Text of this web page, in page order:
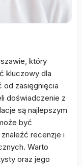
który
kluczowy dla
od zasięgnięcia
doświadczenie z
są najlepszym
być
recenzje i
Warto
oraz jego